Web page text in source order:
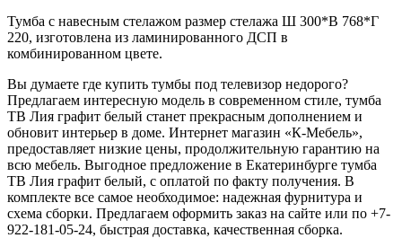
Тумба с навесным стелажом размер стелажа Ш 300*В 768*Г
220, изготовлена из ламинированного ДСП в
комбинированном цвете.
Вы думаете где купить тумбы под телевизор недорого?
Предлагаем интересную модель в современном стиле, тумба
ТВ Лия графит белый станет прекрасным дополнением и
обновит интерьер в доме. Интернет магазин «К-Мебель»,
предоставляет низкие цены, продолжительную гарантию на
всю мебель. Выгодное предложение в Екатеринбурге тумба
ТВ Лия графит белый, с оплатой по факту получения. В
комплекте все самое необходимое: надежная фурнитура и
схема сборки. Предлагаем оформить заказ на сайте или по +7-
922-181-05-24, быстрая доставка, качественная сборка.